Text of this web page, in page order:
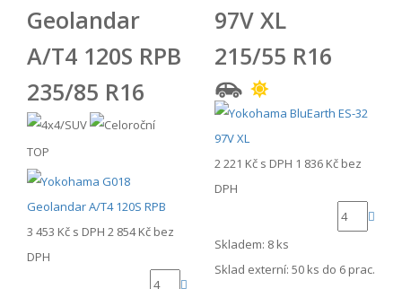
Geolandar
A/T4 120S RPB
235/85 R16
TOP
3 453 Kč s DPH 2 854 Kč bez
DPH
97V XL
215/55 R16
2 221 Kč s DPH 1 836 Kč bez
DPH
Skladem: 8 ks
Sklad externí: 50 ks do 6 prac.